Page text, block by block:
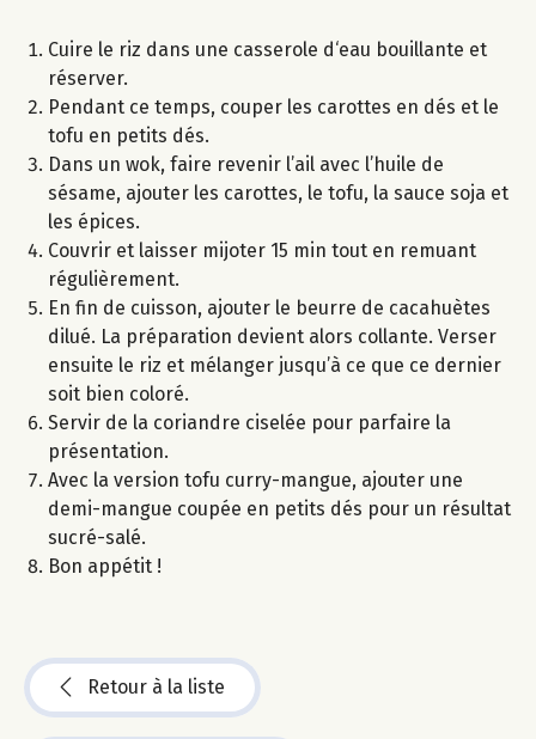
Cuire le riz dans une casserole d‘eau bouillante et
réserver.
Pendant ce temps, couper les carottes en dés et le
tofu en petits dés.
Dans un wok, faire revenir l’ail avec l’huile de
sésame, ajouter les carottes, le tofu, la sauce soja et
les épices.
Couvrir et laisser mijoter 15 min tout en remuant
régulièrement.
En fin de cuisson, ajouter le beurre de cacahuètes
dilué. La préparation devient alors collante. Verser
ensuite le riz et mélanger jusqu’à ce que ce dernier
soit bien coloré.
Servir de la coriandre ciselée pour parfaire la
présentation.
Avec la version tofu curry-mangue, ajouter une
demi-mangue coupée en petits dés pour un résultat
sucré-salé.
Bon appétit !
Retour à la liste